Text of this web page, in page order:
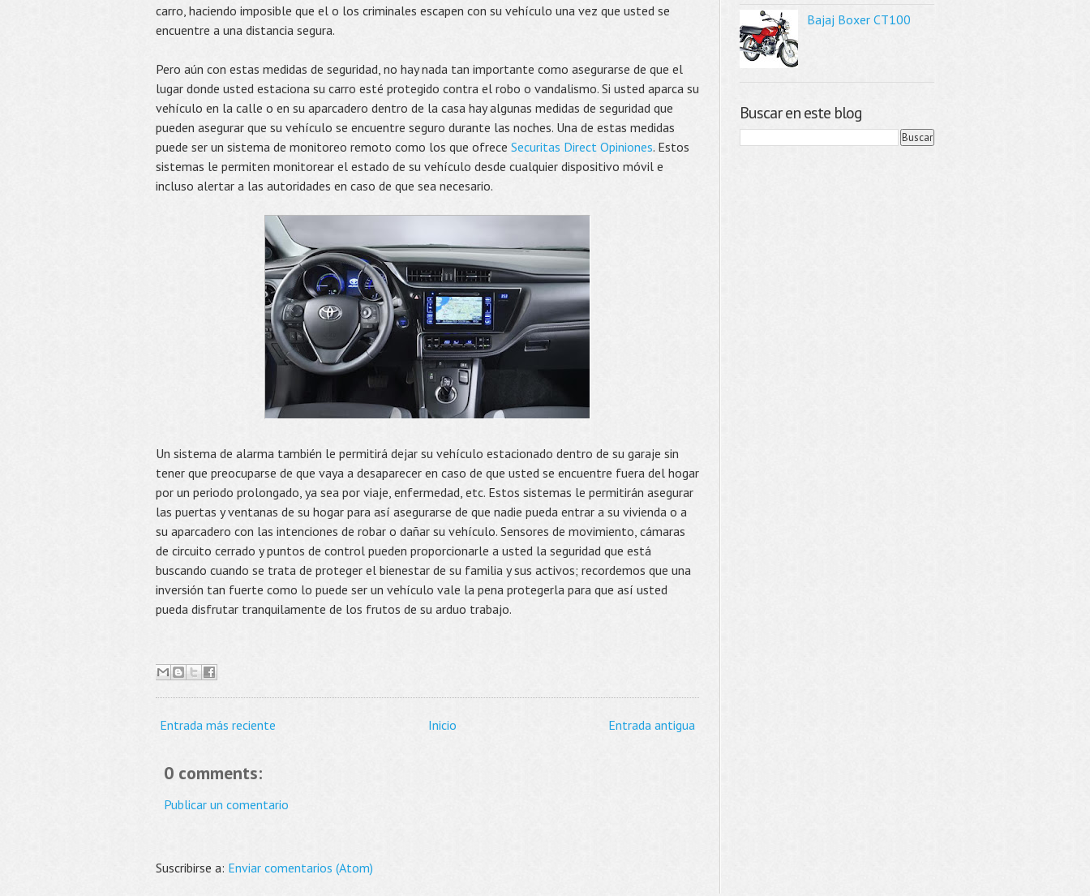
carro, haciendo imposible que el o los criminales escapen con su vehículo una vez que usted se
encuentre a una distancia segura.
Pero aún con estas medidas de seguridad, no hay nada tan importante como asegurarse de que el
lugar donde usted estaciona su carro esté protegido contra el robo o vandalismo. Si usted aparca su
vehículo en la calle o en su aparcadero dentro de la casa hay algunas medidas de seguridad que
pueden asegurar que su vehículo se encuentre seguro durante las noches. Una de estas medidas
puede ser un sistema de monitoreo remoto como los que ofrece Securitas Direct Opiniones. Estos
sistemas le permiten monitorear el estado de su vehículo desde cualquier dispositivo móvil e
incluso alertar a las autoridades en caso de que sea necesario.
Un sistema de alarma también le permitirá dejar su vehículo estacionado dentro de su garaje sin
tener que preocuparse de que vaya a desaparecer en caso de que usted se encuentre fuera del hogar
por un periodo prolongado, ya sea por viaje, enfermedad, etc. Estos sistemas le permitirán asegurar
las puertas y ventanas de su hogar para así asegurarse de que nadie pueda entrar a su vivienda o a
su aparcadero con las intenciones de robar o dañar su vehículo. Sensores de movimiento, cámaras
de circuito cerrado y puntos de control pueden proporcionarle a usted la seguridad que está
buscando cuando se trata de proteger el bienestar de su familia y sus activos; recordemos que una
inversión tan fuerte como lo puede ser un vehículo vale la pena protegerla para que así usted
pueda disfrutar tranquilamente de los frutos de su arduo trabajo.
Entrada más reciente Entrada antigua
Inicio
0 comments:
Publicar un comentario
Suscribirse a: Enviar comentarios (Atom)
Bajaj Boxer CT100
Buscar en este blog